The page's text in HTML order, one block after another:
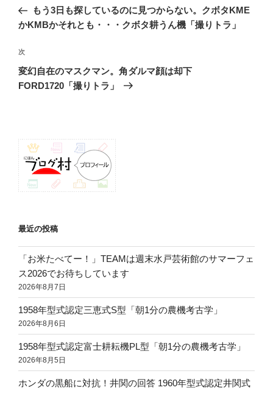
ナ
ゲ
ー
シ
の
投
もう3日も探しているのに見つからない。クボタKME
かKMBかそれとも・・・クボタ耕うん機「撮りトラ」
次
の
投
次
変幻自在のマスクマン。角ダルマ顔は却下
FORD1720「撮りトラ」
最近の投稿
「お米たべてー！」TEAMは週末水戸芸術館のサマーフェ
ス2026でお待ちしています
2026年8月7日
1958年型式認定三恵式S型「朝1分の農機考古学」
2026年8月6日
1958年型式認定富士耕耘機PL型「朝1分の農機考古学」
2026年8月5日
ホンダの黒船に対抗！井関の回答 1960年型式認定井関式